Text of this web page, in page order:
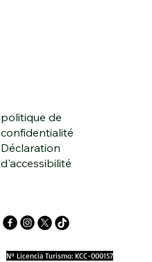
politique de
confidentialité
Déclaration
d'accessibilité
Nº Licencia Turismo: KCC-000157